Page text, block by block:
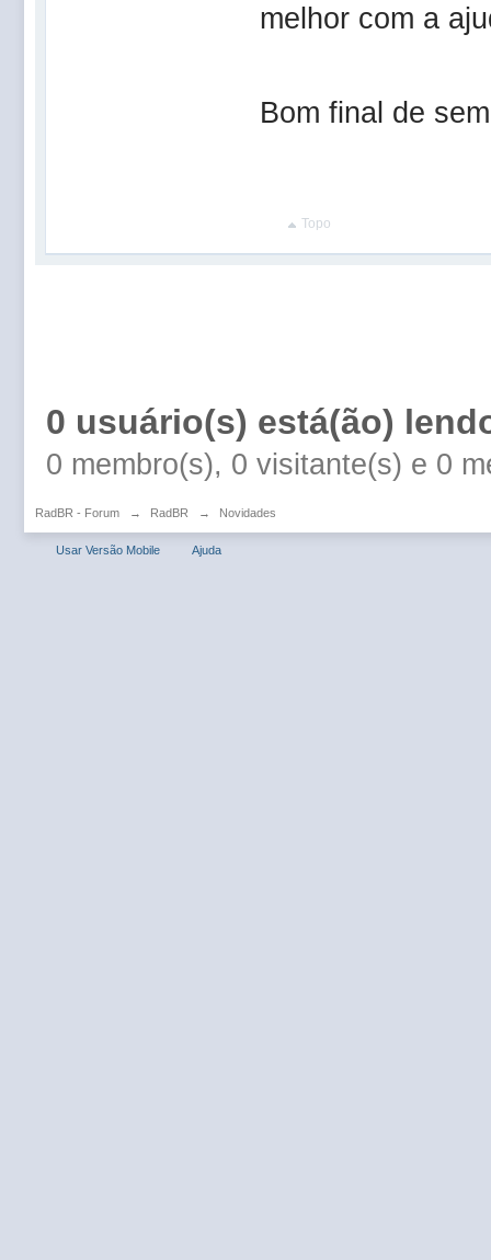
melhor com a
Bom final de
Topo
0 usuário(s) está(ão)
0 membro(s), 0 visitante(s) e 0
RadBR - Forum → RadBR → Novidades
Usar Versão Mobile Ajuda